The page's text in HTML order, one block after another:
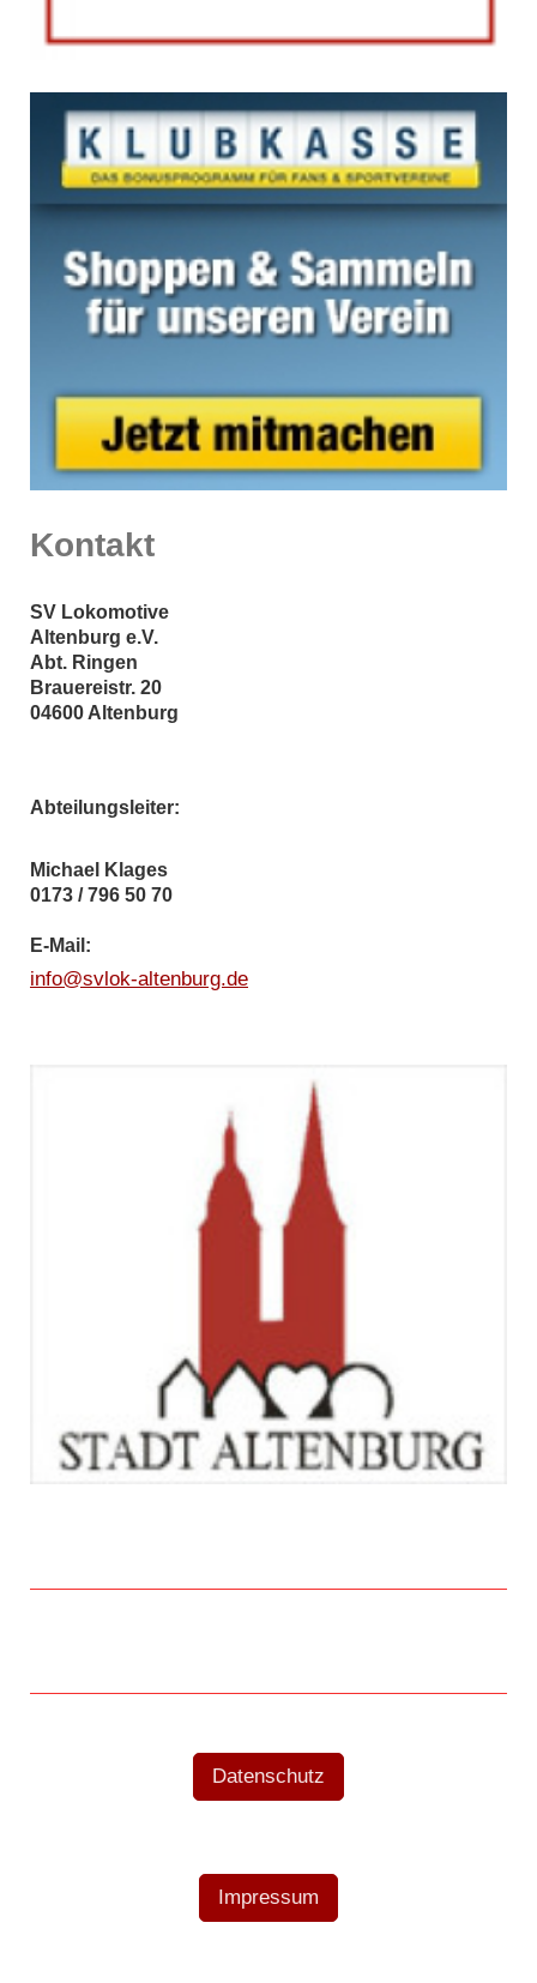
Kontakt
SV Lokomotive
Altenburg e.V.
Abt. Ringen
Brauereistr. 20
04600 Altenburg
Abteilungsleiter:
Michael Klages
0173 / 796 50 70
E-Mail:
info@svlok-altenburg.de
Datenschutz
Impressum